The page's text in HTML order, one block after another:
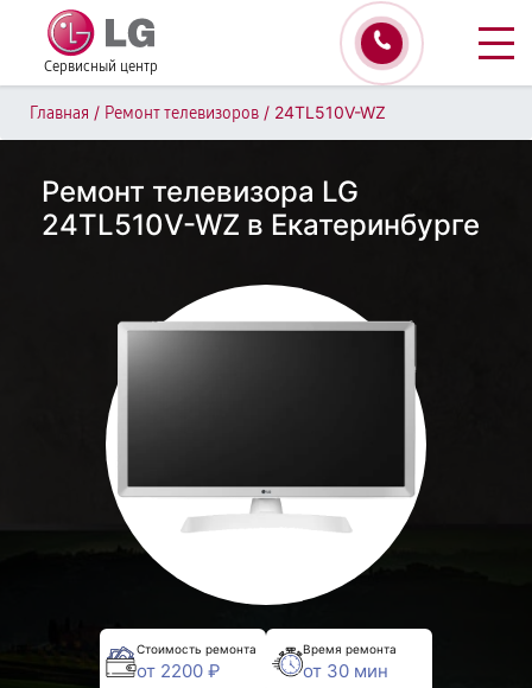
Сервисный центр
Главная / Ремонт телевизоров / 24TL510V-WZ
Ремонт телевизора LG
24TL510V-WZ в Екатеринбурге
Стоимость ремонта
от 2200 ₽
Время ремонта
от 30 мин